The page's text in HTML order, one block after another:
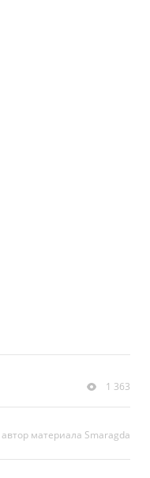
1 363
автор материала Smaragda